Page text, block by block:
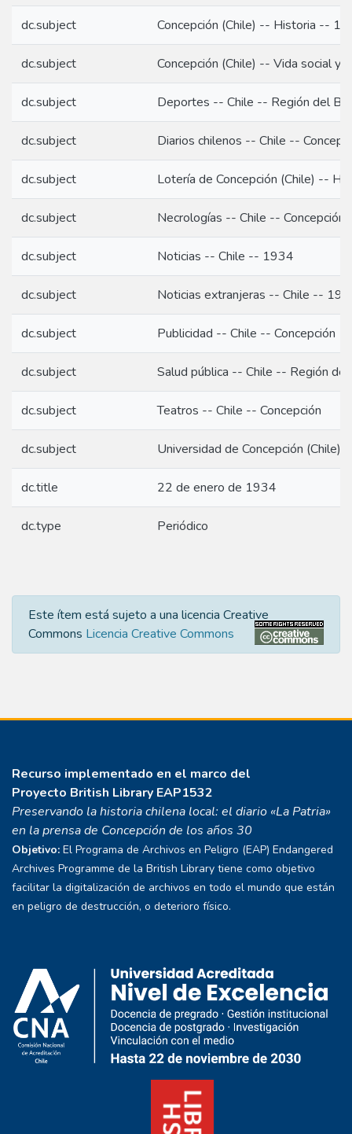
dc.subject Concepción (Chile) -- Historia --
dc.subject Concepción (Chile) -- Vida social y
dc.subject Deportes -- Chile -- Región del
dc.subject Diarios chilenos -- Chile --
dc.subject Lotería de Concepción (Chile) --
dc.subject Necrologías -- Chile -- Concepción
dc.subject Noticias -- Chile -- 1934
dc.subject Noticias extranjeras -- Chile --
dc.subject Publicidad -- Chile -- Concepción
dc.subject Salud pública -- Chile -- Región
dc.subject Teatros -- Chile -- Concepción
dc.subject Universidad de Concepción
dc.title 22 de enero de 1934
dc.type Periódico
Este ítem está sujeto a una licencia Creative
Commons Licencia Creative Commons
Recurso implementado en el marco del
Proyecto British Library EAP1532
Preservando la historia chilena local: el diario «La Patria»
en la prensa de Concepción de los años 30
Objetivo: El Programa de Archivos en Peligro (EAP) Endangered
Archives Programme de la British Library tiene como objetivo
facilitar la digitalización de archivos en todo el mundo que están
en peligro de destrucción, o deterioro físico.